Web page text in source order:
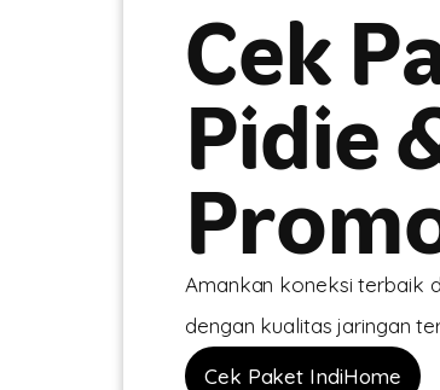
Cek
Pidie
Amankan koneksi terbaik
dengan kualitas jaringan
Cek Paket IndiHome